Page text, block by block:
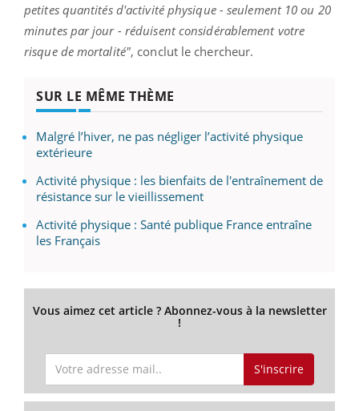
petites quantités d'activité physique - seulement 10 ou 20
minutes par jour - réduisent considérablement votre
risque de mortalité", conclut le chercheur.
SUR LE MÊME THÈME
Malgré l’hiver, ne pas négliger l’activité physique
extérieure
Activité physique : les bienfaits de l'entraînement de
résistance sur le vieillissement
Activité physique : Santé publique France entraîne
les Français
Vous aimez cet article ? Abonnez-vous à la newsletter
!
S'inscrire